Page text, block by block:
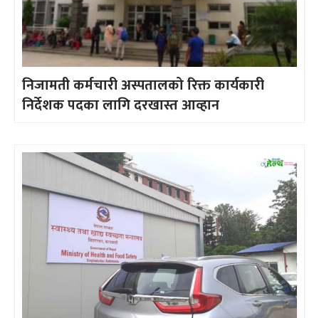
निजामती कर्मचारी अस्पतालको रिक्त कार्यकारी
निर्देशक पदका लागि दरखास्त आव्हान